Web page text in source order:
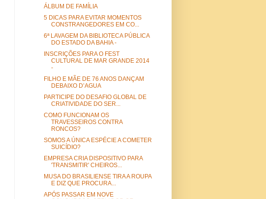
ÁLBUM DE FAMÍLIA
5 DICAS PARA EVITAR MOMENTOS
CONSTRANGEDORES EM CO...
6ª LAVAGEM DA BIBLIOTECA PÚBLICA
DO ESTADO DA BAHIA -
INSCRIÇÕES PARA O FEST
CULTURAL DE MAR GRANDE 2014
-
FILHO E MÃE DE 76 ANOS DANÇAM
DEBAIXO D’AGUA
PARTICIPE DO DESAFIO GLOBAL DE
CRIATIVIDADE DO SER...
COMO FUNCIONAM OS
TRAVESSEIROS CONTRA
RONCOS?
SOMOS A ÚNICA ESPÉCIE A COMETER
SUICÍDIO?
EMPRESA CRIA DISPOSITIVO PARA
'TRANSMITIR' CHEIROS...
MUSA DO BRASILIENSE TIRA A ROUPA
E DIZ QUE PROCURA...
APÓS PASSAR EM NOVE